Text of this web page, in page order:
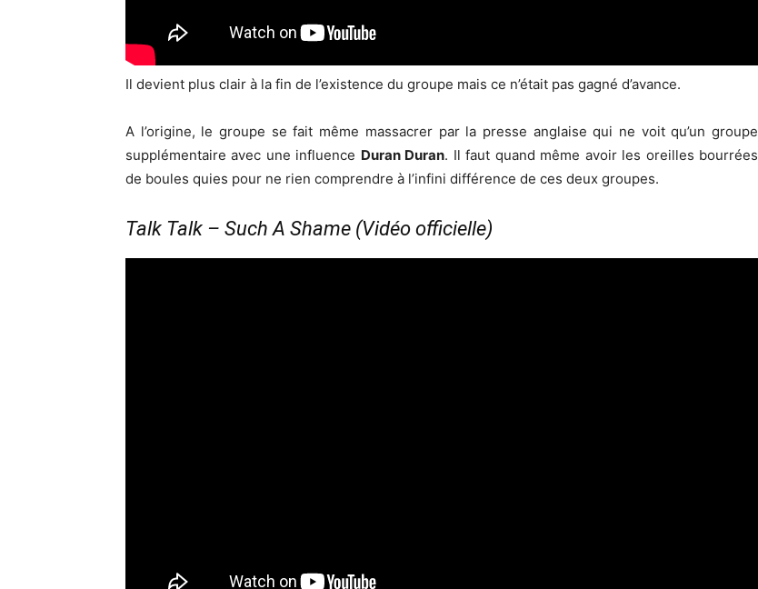
Il devient plus clair à la fin de l’existence du groupe mais ce n’était pas gagné d’avance.
A l’origine, le groupe se fait même massacrer par la presse anglaise qui ne voit qu’un groupe
supplémentaire avec une influence Duran Duran. Il faut quand même avoir les oreilles bourrées
de boules quies pour ne rien comprendre à l’infini différence de ces deux groupes.
Talk Talk – Such A Shame (Vidéo officielle)